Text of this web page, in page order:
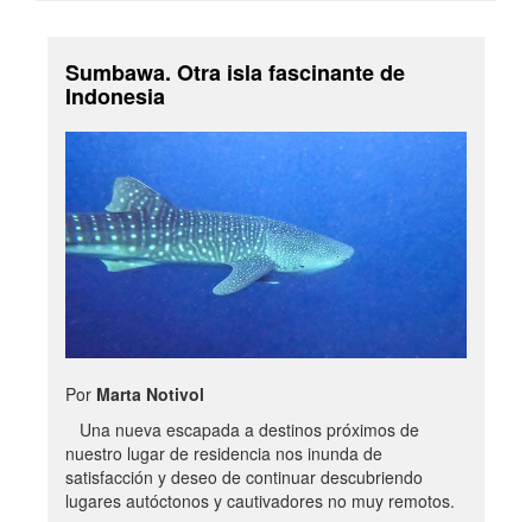
Sumbawa. Otra isla fascinante de
Indonesia
Por Marta Notivol
Una nueva escapada a destinos próximos de
nuestro lugar de residencia nos inunda de
satisfacción y deseo de continuar descubriendo
lugares autóctonos y cautivadores no muy remotos.